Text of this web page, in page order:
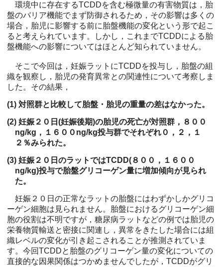
環境中に存在するTCDDを含む極微量の有害物質は，胎
盤のバリア機能でまず防御されるため，その影響は多くの
場合，胎児に影響する前に胎盤機能の変化という形で起こ
ると考えられています。しかし，これまでTCDDによる胎
盤機能への影響についてはほとんど知られていません。
そこで今回は，妊娠ラットにTCDDを投与し，胎盤の組
織を観察し，胎児の発育異常との関連性について考察しま
した。その結果，
(1) 対照群と比較して胎盤・胎児の重量の差はなかった。
(2) 妊娠２０日(妊娠後期)の胎児の死亡が対照群，８００
ng/kg，１６００ng/kg投与群でそれぞれ０，２，１
２％みられた。
(3) 妊娠２０日のラットではTCDD(８００，１６００
ng/kg)投与で胎盤グリコーゲン量に増加傾向が見られ
た。
妊娠２０日の正常なラットの胎盤にはわずかしかグリコ
ーゲン細胞は見られません。胎盤におけるグリコーゲン細
胞の役割は不明ですが，糖尿病ラットなどの例では胎児の
栄養物質輸送と密接に関連し，異常をきたした場合には組
織レベルの変化が引き起こされることが推測されていま
す。今回TCDDと胎盤のグリコーゲン量の変化についての
直接的な因果関係はつかめませんでしたが，TCDDがグリ